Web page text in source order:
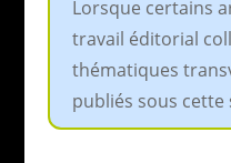
Lorsque certains
travail éditorial
thématiques
publiés sous cette